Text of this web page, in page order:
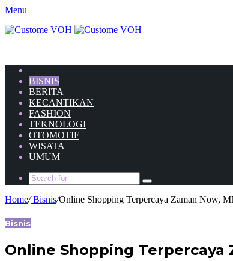
Menu
BISNIS
BERITA
KECANTIKAN
FASHION
TEKNOLOGI
OTOMOTIF
WISATA
UMUM
Home/Bisnis/Online Shopping Terpercaya Zaman Now,
Bisnis
Online Shopping Terpercaya